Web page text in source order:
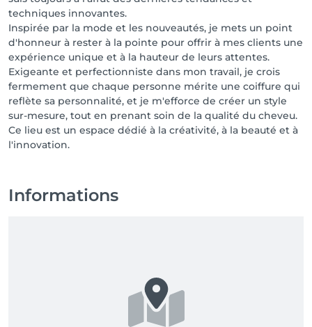
techniques innovantes.
Inspirée par la mode et les nouveautés, je mets un point
d'honneur à rester à la pointe pour offrir à mes clients une
expérience unique et à la hauteur de leurs attentes.
Exigeante et perfectionniste dans mon travail, je crois
fermement que chaque personne mérite une coiffure qui
reflète sa personnalité, et je m'efforce de créer un style
sur-mesure, tout en prenant soin de la qualité du cheveu.
Ce lieu est un espace dédié à la créativité, à la beauté et à
l'innovation.
Informations